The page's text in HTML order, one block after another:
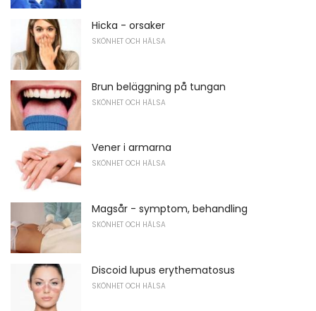
Hicka - orsaker
SKÖNHET OCH HÄLSA
Brun beläggning på tungan
SKÖNHET OCH HÄLSA
Vener i armarna
SKÖNHET OCH HÄLSA
Magsår - symptom, behandling
SKÖNHET OCH HÄLSA
Discoid lupus erythematosus
SKÖNHET OCH HÄLSA